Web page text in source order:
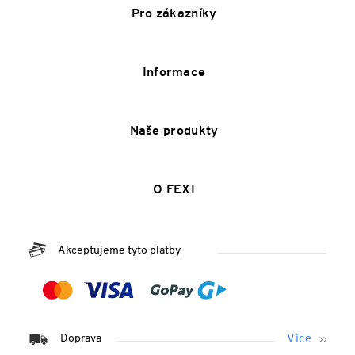
Pro zákazníky
Informace
Naše produkty
O FEXI
Akceptujeme tyto platby
Doprava